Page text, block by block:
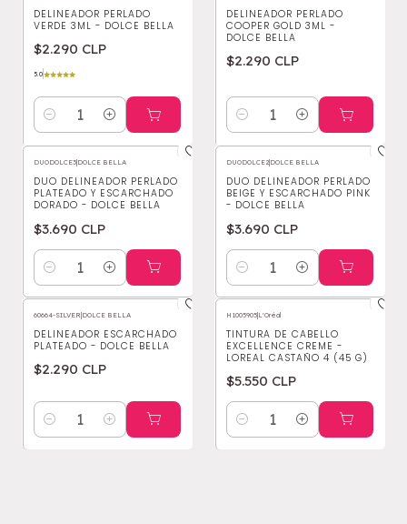
DELINEADOR PERLADO
VERDE 3ML - DOLCE BELLA
$2.290 CLP
5.0
Cantidad
DELINEADOR PERLADO
COOPER GOLD 3ML -
DOLCE BELLA
$2.290 CLP
Cantidad
DUODOLCE3|DOLCE BELLA
DUO DELINEADOR PERLADO
PLATEADO Y ESCARCHADO
DORADO - DOLCE BELLA
$3.690 CLP
Cantidad
DUODOLCE2|DOLCE BELLA
DUO DELINEADOR PERLADO
BEIGE Y ESCARCHADO PINK
- DOLCE BELLA
$3.690 CLP
Cantidad
60664-SILVER|DOLCE BELLA
DELINEADOR ESCARCHADO
PLATEADO - DOLCE BELLA
$2.290 CLP
Cantidad
H1005905|L'Oréal
TINTURA DE CABELLO
EXCELLENCE CREME -
LOREAL CASTAÑO 4 (45 G)
$5.550 CLP
Cantidad